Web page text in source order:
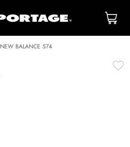
NEW BALANCE 574